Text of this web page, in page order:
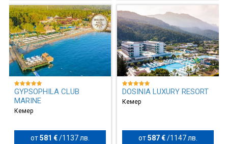
GYPSOPHILA CLUB
MARINE
Кемер
от581 € / 1137 лв.
DOSINIA LUXURY RESORT
Кемер
от587 €/ 1147 лв.